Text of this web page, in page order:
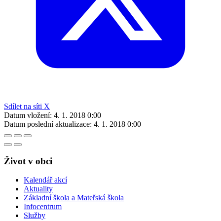
Sdílet na síti X
Datum vložení: 4. 1. 2018 0:00
Datum poslední aktualizace: 4. 1. 2018 0:00
Život v obci
Kalendář akcí
Aktuality
Základní škola a Mateřská škola
Infocentrum
Služby